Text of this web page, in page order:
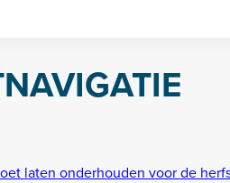
laten onderhouden voor de